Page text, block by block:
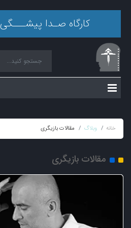
کارگاه صـدا پیشـــگی
خانه وبلاگ مقالات بازیگری
مقالات بازیگری